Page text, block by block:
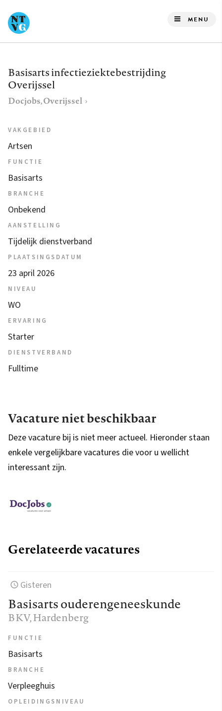
naar
de
gaan
MENU
Basisarts infectieziektebestrijding
Overijssel
Docjobs, Overijssel
VAKGEBIED
Artsen
FUNCTIE
Basisarts
BRANCHE
Onbekend
AANSTELLING
Tijdelijk dienstverband
PLAATSINGSDATUM
23 april 2026
NIVEAU
WO
ERVARING
Starter
DIENSTVERBAND
Fulltime
Vacature niet beschikbaar
Deze vacature bij is niet meer actueel. Hieronder staan
enkele vergelijkbare vacatures die voor u wellicht
interessant zijn.
Gerelateerde vacatures
Gisteren
Basisarts ouderengeneeskunde
BKV, Hardenberg
FUNCTIE
Basisarts
BRANCHE
Verpleeghuis
OPLEIDINGSNIVEAU